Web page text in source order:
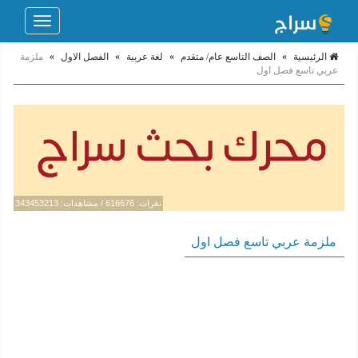
Toggle
الرئيسية » الصف التاسع عام/ متقدم » لغة عربية » الفصل الاول » ملزمة
عربي تاسع فصل اول
نقرات: 616676 / مشاهدات: 343453213
ملزمة عربي تاسع فصل اول